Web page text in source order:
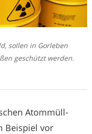
sollen in Gorleben
geschützt werden.
Atommüll-
Beispiel vor